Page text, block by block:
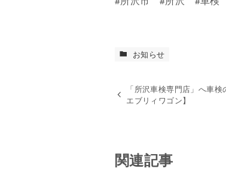
お知らせ
「所沢車検専門店」へ車
エブリィワゴン】
関連記事